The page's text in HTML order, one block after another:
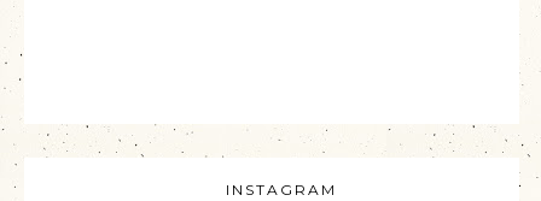
INSTAGRAM